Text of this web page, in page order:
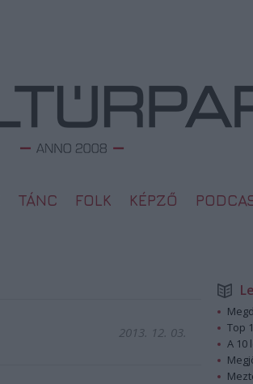
TÁNC FOLK KÉPZŐ
2013. 12. 03.
Top
A 10